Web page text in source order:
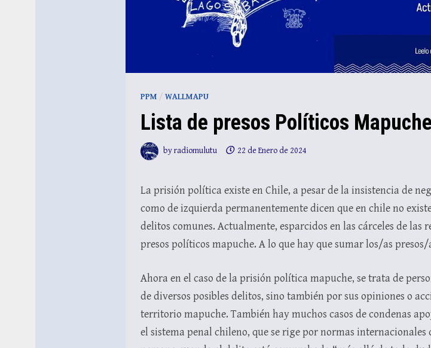
PPM / WALLMAPU
Lista de presos Políticos
byradiomulutu 22 de Enero de 2024
La prisión política existe en Chile, a pesar de la insistencia de
como de izquierda permanentemente dicen que en chile no
delitos comunes. Actualmente, esparcidos en las cárceles de las
presos políticos mapuche. A lo que hay que sumar los/as
Ahora en el caso de la prisión política mapuche, se trata de
de diversos posibles delitos, sino también por sus opiniones o
territorio mapuche. También hay muchos casos de condenas
el sistema penal chileno, que se rige por normas internacionales